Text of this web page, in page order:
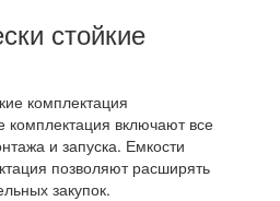
стойкие
комплектация включают все
и запуска. Емкости
позволяют расширять
закупок.